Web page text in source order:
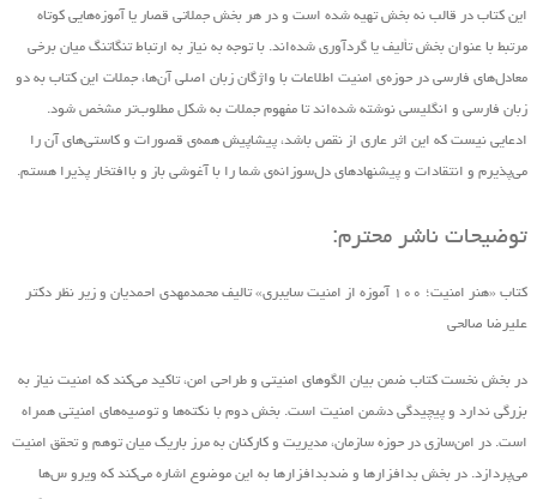
این کتاب در قالب نه بخش تهیه ‌شده است و در هر بخش جملاتی قصار یا آموزه‌هایی کوتاه
مرتبط با عنوان بخش تألیف یا گردآوری شده‌اند. با توجه به نیاز به ارتباط تنگاتنگ میان برخی
معادل‌های فارسی در حوزه‌ی امنیت اطلاعات با واژگان زبان اصلی آن‌ها، جملات این کتاب به دو
زبان فارسی و انگلیسی نوشته شده‌اند تا مفهوم جملات به شکل مطلوب‌تر مشخص شود.
ادعایی نیست که این اثر عاری از نقص باشد، پیشاپیش همه‌ی قصورات و کاستی‌های آن را
می‌پذیرم و انتقادات و پیشنهاد‌های د‌ل‌سوزانه‌ی شما را با آغوشی باز و باافتخار پذیرا هستم.
توضیحات ناشر محترم:
کتاب «هنر امنیت؛ ۱۰۰ آموزه از امنیت سایبری» تالیف محمدمهدی احمدیان و زیر نظر دکتر
علیرضا صالحی
در بخش نخست کتاب ضمن بیان الگوهای امنیتی و طراحی امن، تاکید می‌کند که امنیت نیاز به
بزرگی ندارد و پیچیدگی دشمن امنیت است. بخش دوم با نکته‌ها و توصیه‌های امنیتی همراه
است. در امن‌سازی در حوزه‌ سازمان، مدیریت و کارکنان به مرز باریک میان توهم و تحقق امنیت
می‌پردازد. در بخش بدافزارها و ضدبدافزارها به این موضوع اشاره می‌کند که ویرو س‌ها